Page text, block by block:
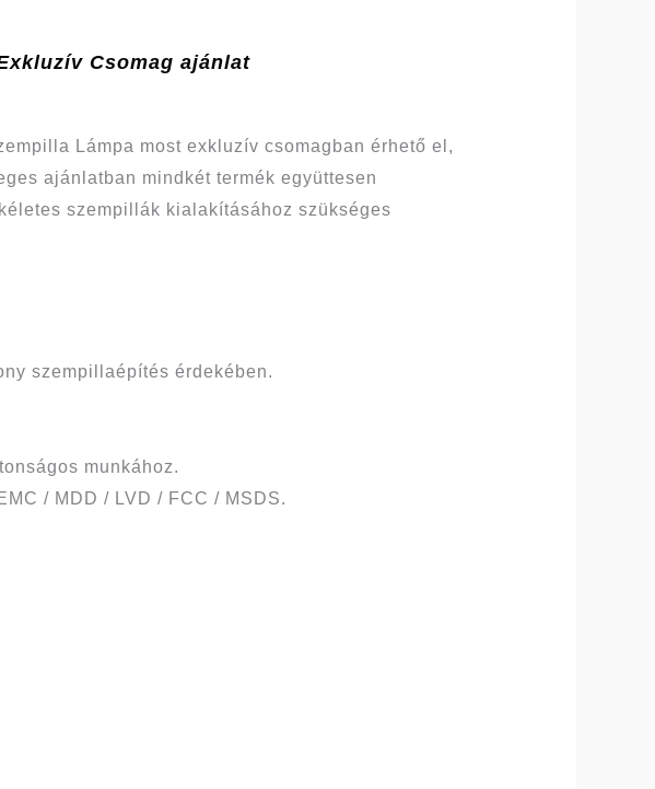
Csomag ajánlat
Lámpa most exkluzív csomagban érhető el,
ajánlatban mindkét termék együttesen
szempillák kialakításához szükséges
szempillaépítés érdekében.
munkához.
/ MDD / LVD / FCC / MSDS.